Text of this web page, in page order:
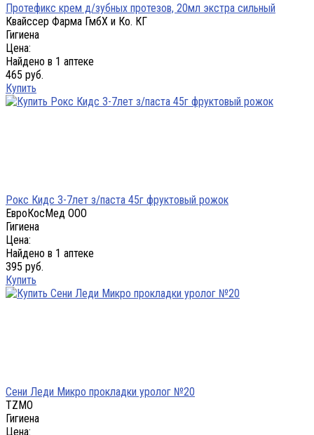
Протефикс крем д/зубных протезов, 20мл экстра сильный
Квайссер Фарма ГмбХ и Ко. КГ
Гигиена
Цена:
Найдено в 1 аптеке
465 руб.
Купить
Рокс Кидс 3-7лет з/паста 45г фруктовый рожок
ЕвроКосМед ООО
Гигиена
Цена:
Найдено в 1 аптеке
395 руб.
Купить
Сени Леди Микро прокладки уролог №20
TZMO
Гигиена
Цена: